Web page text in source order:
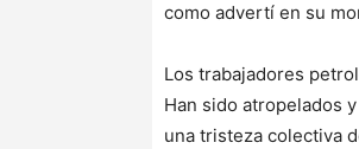
como advertí en su
Los trabajadores
Han sido atropelados
una tristeza colectiva